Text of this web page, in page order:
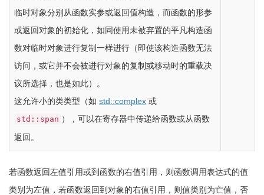
临时对象分别从函数实参或返回值构造，而函数的形参
或返回对象的初始化，如同使用未被弃置的平凡构造函
数对临时对象进行复制一样进行（即使该构造函数无法
访问，或它并不会被进行对象的复制或移动时的重载决
议所选择，也是如此）。
这允许小的类类型（如 std::complex 或
std::span ），可以在寄存器中传递给函数或从函数
返回。
若函数返回左值引用或到函数的右值引用，则函数调用表达式的值
类别为左值，若函数返回到对象的右值引用，则值类别为亡值，否